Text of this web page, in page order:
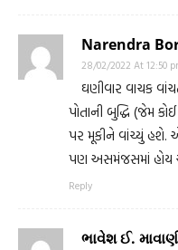
Narendra
28/02/2022 At 12:50
ઘણીવાર વાચક
પોતાની બુદ્ધિ (જેમ
પર મૂકીને વાંચ્યું હશે.
પણ અસમંજસમાં હોય
Reply
ભાવેશ ઈ.